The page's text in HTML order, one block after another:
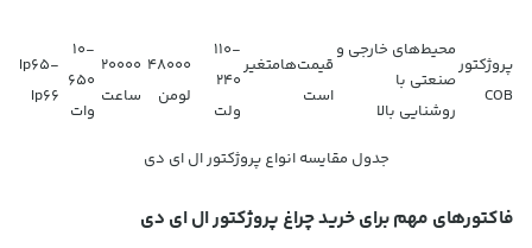
پروژکتور
COB
محیط‌های خارجی و
صنعتی با
روشنایی بالا
قیمت‌هامتغیر
است
110-
240
ولت
48000
لومن
20000
ساعت
10-
650
وات
Ip65-
Ip66
جدول مقایسه انواع پروژکتور ال ای دی
فاکتورهای مهم برای خرید چراغ پروژکتور ال ای دی